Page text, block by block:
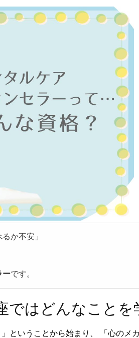
か不安」
ーです。
はどんなことを
ということから始まり、 「心の